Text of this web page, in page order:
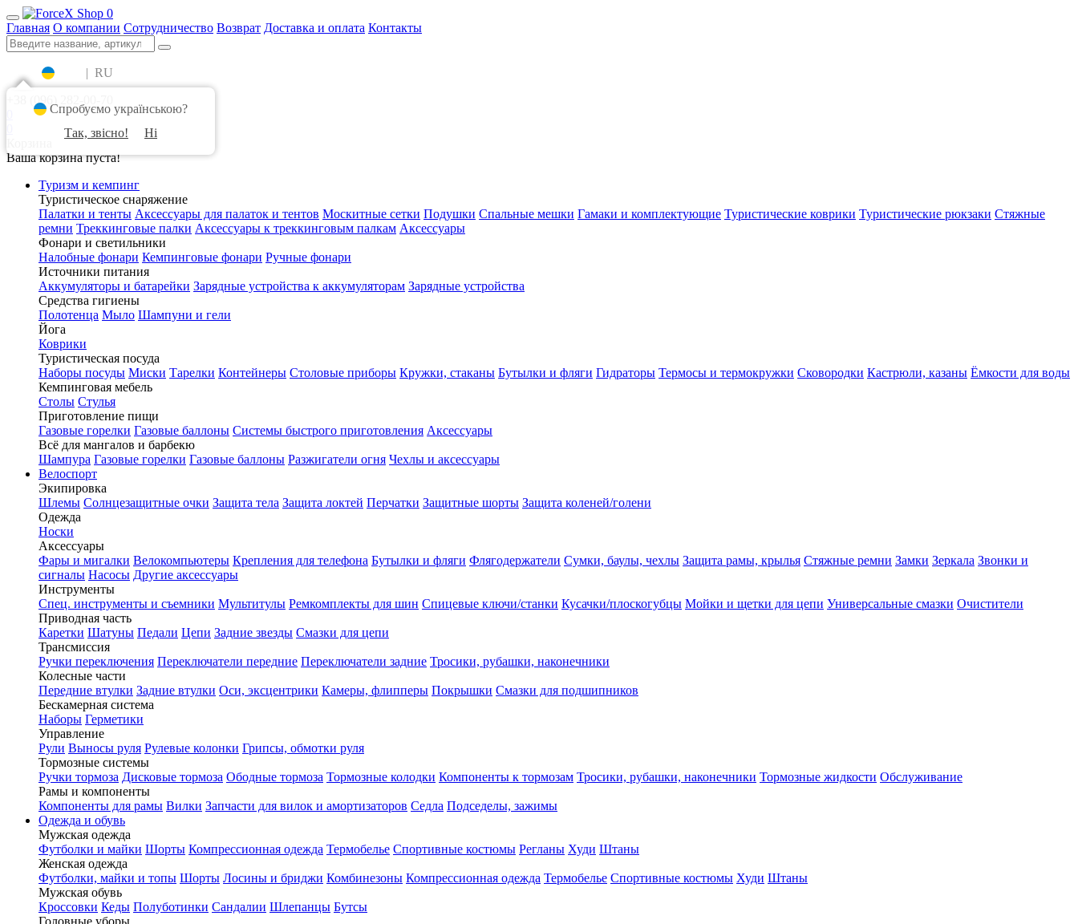
0
Главная О компании Сотрудничество Возврат Доставка и оплата Контакты
| RU
+38 (096) 282-00-70
Ваша корзина пуста!
Туризм и кемпинг
Туристическое снаряжение
Палатки и тенты Аксессуары для палаток и тентов Москитные сетки Подушки Спальные мешки Гамаки и комплектующие Туристические коврики Туристические рюкзаки Стяжные
ремни Треккинговые палки Аксессуары к треккинговым палкам Аксессуары
Фонари и светильники
Налобные фонари Кемпинговые фонари Ручные фонари
Источники питания
Аккумуляторы и батарейки Зарядные устройства к аккумуляторам Зарядные устройства
Средства гигиены
Полотенца Мыло Шампуни и гели
Йога
Коврики
Туристическая посуда
Наборы посуды Миски Тарелки Контейнеры Столовые приборы Кружки, стаканы Бутылки и фляги Гидраторы Термосы и термокружки Сковородки Кастрюли, казаны Ёмкости для воды
Кемпинговая мебель
Столы Стулья
Приготовление пищи
Газовые горелки Газовые баллоны Системы быстрого приготовления Аксессуары
Всё для мангалов и барбекю
Шампура Газовые горелки Газовые баллоны Разжигатели огня Чехлы и аксессуары
Велоспорт
Экипировка
Шлемы Солнцезащитные очки Защита тела Защита локтей Перчатки Защитные шорты Защита коленей/голени
Одежда
Носки
Аксессуары
Фары и мигалки Велокомпьютеры Крепления для телефона Бутылки и фляги Флягодержатели Сумки, баулы, чехлы Защита рамы, крылья Стяжные ремни Замки Зеркала Звонки и
сигналы Насосы Другие аксессуары
Инструменты
Спец. инструменты и съемники Мультитулы Ремкомплекты для шин Спицевые ключи/станки Кусачки/плоскогубцы Мойки и щетки для цепи Универсальные смазки Очистители
Приводная часть
Каретки Шатуны Педали Цепи Задние звезды Смазки для цепи
Трансмиссия
Ручки переключения Переключатели передние Переключатели задние Тросики, рубашки, наконечники
Колесные части
Передние втулки Задние втулки Оси, эксцентрики Камеры, флипперы Покрышки Смазки для подшипников
Бескамерная система
Наборы Герметики
Управление
Рули Выносы руля Рулевые колонки Грипсы, обмотки руля
Тормозные системы
Ручки тормоза Дисковые тормоза Ободные тормоза Тормозные колодки Компоненты к тормозам Тросики, рубашки, наконечники Тормозные жидкости Обслуживание
Рамы и компоненты
Компоненты для рамы Вилки Запчасти для вилок и амортизаторов Седла Подседелы, зажимы
Одежда и обувь
Мужская одежда
Футболки и майки Шорты Компрессионная одежда Термобелье Спортивные костюмы Регланы Худи Штаны
Женская одежда
Футболки, майки и топы Шорты Лосины и бриджи Комбинезоны Компрессионная одежда Термобелье Спортивные костюмы Худи Штаны
Мужская обувь
Кроссовки Кеды Полуботинки Сандалии Шлепанцы Бутсы
Спробуємо українською?
Так, звісно!
Ні